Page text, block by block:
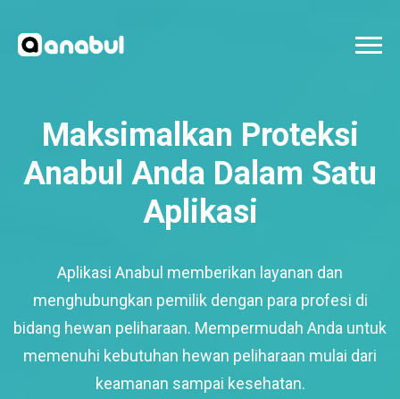
Maksimalkan Proteksi
Anabul Anda Dalam Satu
Aplikasi
Aplikasi Anabul memberikan layanan dan
menghubungkan pemilik dengan para profesi di
bidang hewan peliharaan. Mempermudah Anda untuk
memenuhi kebutuhan hewan peliharaan mulai dari
keamanan sampai kesehatan.